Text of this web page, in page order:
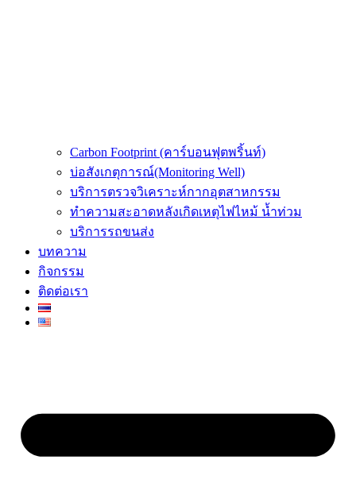
Carbon Footprint (คาร์บอนฟุตพริ้นท์)
บ่อสังเกตุการณ์(Monitoring Well)
บริการตรวจวิเคราะห์กากอุตสาหกรรม
ทำความสะอาดหลังเกิดเหตุไฟไหม้ น้ำท่วม
บริการรถขนส่ง
บทความ
กิจกรรม
ติดต่อเรา